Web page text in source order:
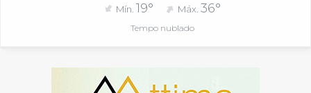
Mín. 19° Máx.36°
Tempo nublado